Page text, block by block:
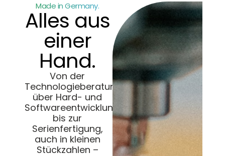
Made in Germany.
Alles aus
einer
Hand.
Von der
Technologieberatung
über Hard- und
Softwareentwicklung
bis zur
Serienfertigung,
auch in kleinen
Stückzahlen –